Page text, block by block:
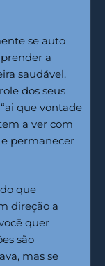
se auto
a
saudável.
dos seus
que vontade
a ver com
permanecer
que
direção a
quer
são
mas se